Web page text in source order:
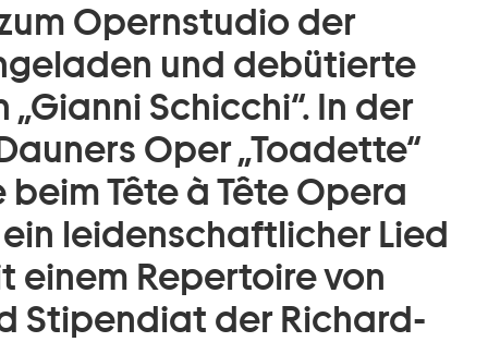
Opernstudio der
und debütierte
Schicchi“. In der
Oper „Toadette“
Tête à Tête Opera
leidenschaftlicher Lied
einem Repertoire von
Stipendiat der Richard-